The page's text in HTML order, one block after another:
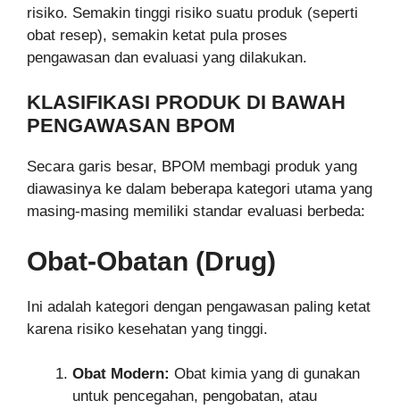
risiko. Semakin tinggi risiko suatu produk (seperti
obat resep), semakin ketat pula proses
pengawasan dan evaluasi yang dilakukan.
KLASIFIKASI PRODUK DI BAWAH
PENGAWASAN BPOM
Secara garis besar, BPOM membagi produk yang
diawasinya ke dalam beberapa kategori utama yang
masing-masing memiliki standar evaluasi berbeda:
Obat-Obatan (Drug)
Ini adalah kategori dengan pengawasan paling ketat
karena risiko kesehatan yang tinggi.
Obat Modern: Obat kimia yang di gunakan
untuk pencegahan, pengobatan, atau